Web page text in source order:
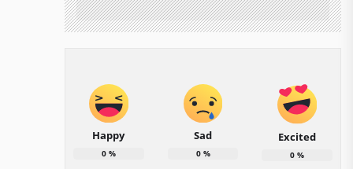
Happy
0%
Sad
0%
Excited
0 %